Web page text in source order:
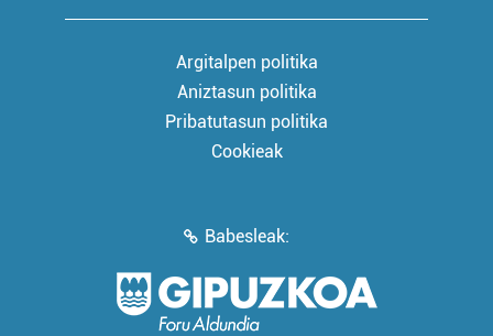
Argitalpen politika
Aniztasun politika
Pribatutasun politika
Cookieak
Babesleak: